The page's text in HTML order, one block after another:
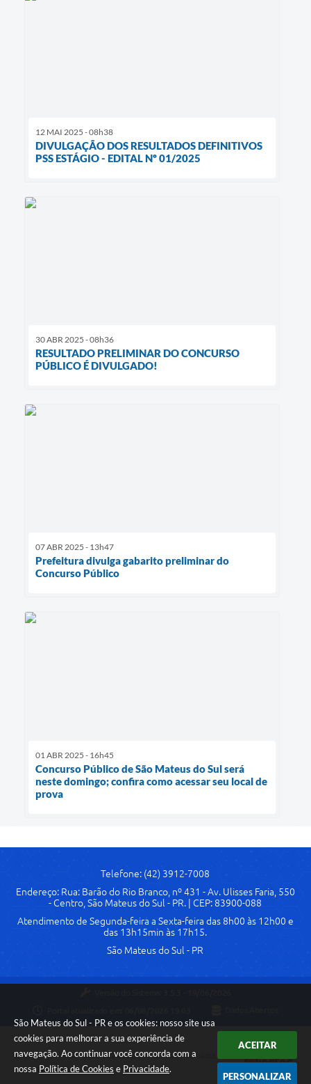
São Mateus do Sul - PR e os cookies: nosso site usa
cookies para melhorar a sua experiência de
navegação. Ao continuar você concorda com a
nossa Política de Cookies e Privacidade.
ACEITAR
PERSONALIZAR
12 MAI 2025 - 08h38
DIVULGAÇÃO DOS RESULTADOS DEFINITIVOS
PSS ESTÁGIO - EDITAL Nº 01/2025
30 ABR 2025 - 08h36
RESULTADO PRELIMINAR DO CONCURSO
PÚBLICO É DIVULGADO!
07 ABR 2025 - 13h47
Prefeitura divulga gabarito preliminar do
Concurso Público
01 ABR 2025 - 16h45
Concurso Público de São Mateus do Sul será
neste domingo; confira como acessar seu local de
prova
Telefone: (42) 3912-7008
Endereço: Rua: Barão do Rio Branco, nº 431 - Av. Ulisses Faria, 550
- Centro, São Mateus do Sul - PR. | CEP: 83900-088
Atendimento de Segunda-feira a Sexta-feira das 8h00 às 12h00 e
das 13h15min às 17h15.
São Mateus do Sul - PR
Copyright Instar - 2006-2026. Todos os direitos reservados -
Instar Tecnologia